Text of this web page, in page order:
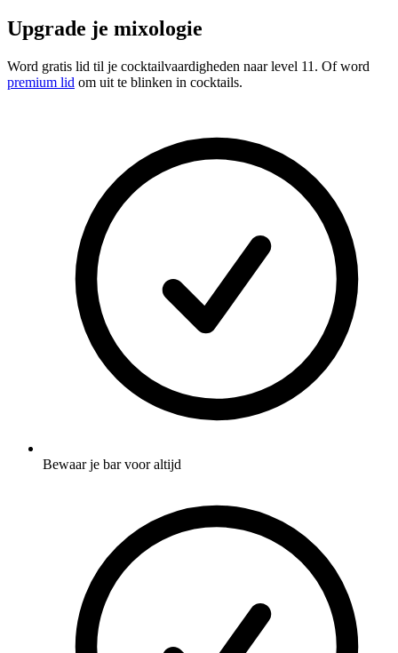
Upgrade je mixologie
Word gratis lid til je cocktailvaardigheden naar level 11. Of word
premium lid om uit te blinken in cocktails.
Bewaar je bar voor altijd